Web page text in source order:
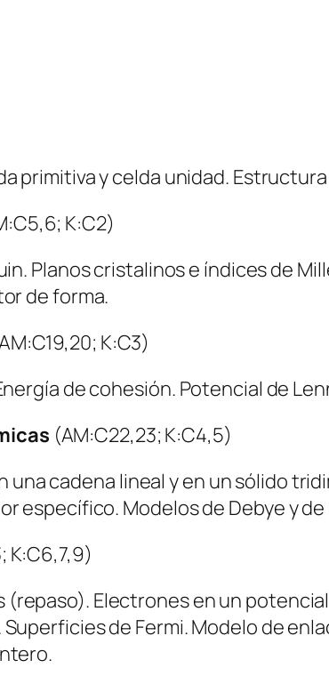
primitiva y celda unidad.
K:C2)
Planos cristalinos e índices de
de forma.
K:C3)
de cohesión. Potencial de
(AM:C22,23; K:C4,5)
cadena lineal y en un sólido
específico. Modelos de Debye y
K:C6,7,9)
Electrones en un
de Fermi. Modelo de